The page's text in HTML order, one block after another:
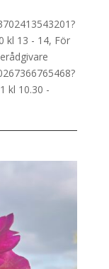
kl 13 - 14, För
kl 10.30 -